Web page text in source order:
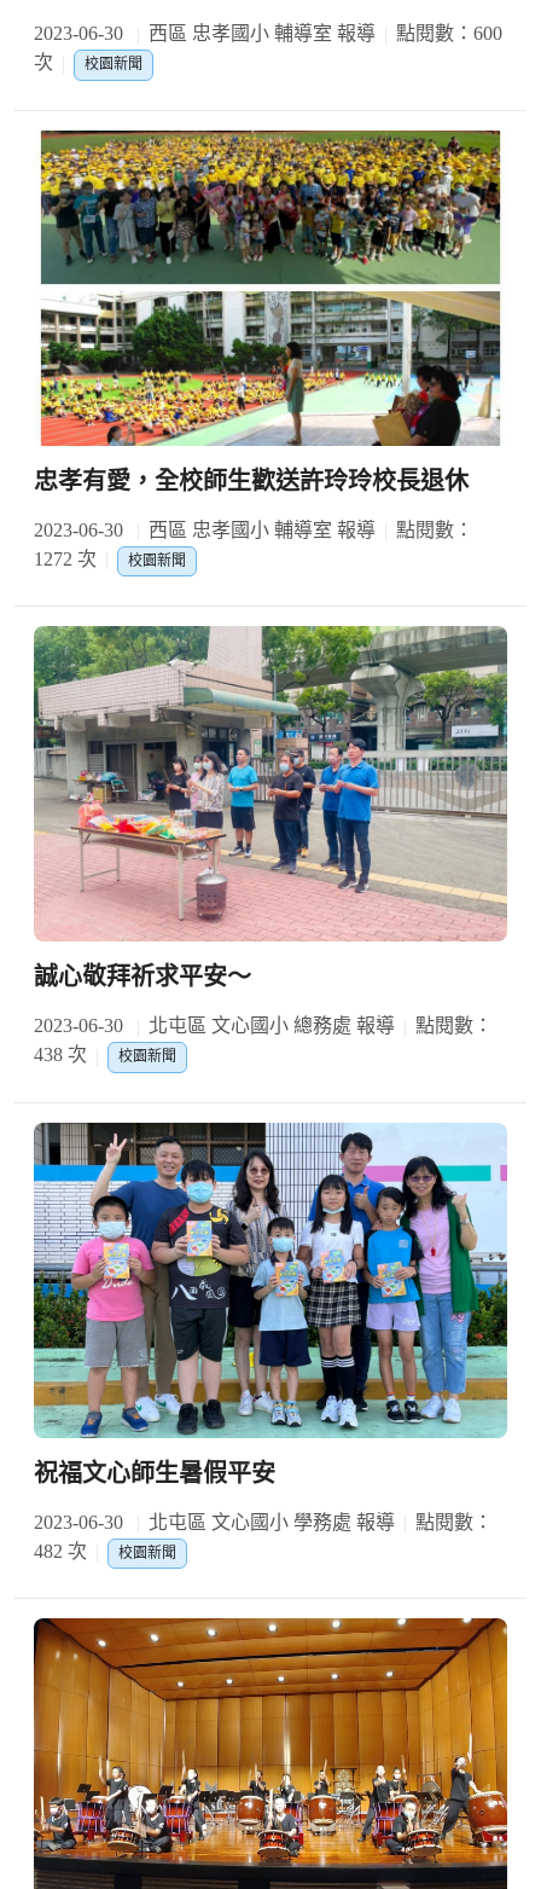
2023-06-30 西區 忠孝國小 輔導室 報導
點閱數：600
次
校園新聞
忠孝有愛，全校師生歡送許玲玲校長退休
2023-06-30 西區 忠孝國小 輔導室 報導
點閱數：
1272 次
校園新聞
誠心敬拜祈求平安～
2023-06-30 北屯區 文心國小 總務處 報導
點閱數：
438 次
校園新聞
祝福文心師生暑假平安
2023-06-30 北屯區 文心國小 學務處 報導
點閱數：
482 次
校園新聞